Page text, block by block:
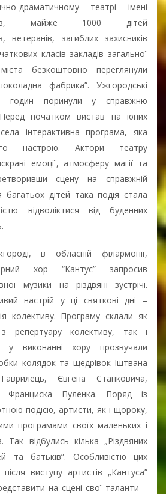
драматичному театрі імені
майже 1000 дітей
ветеранів, загиблих захисників
класів закладів загальної
безкоштовно переглянули
фабрика”. Ужгородські
годин поринули у справжню
Перед початком вистав на юних
інтерактивна програма, яка
настрою. Актори театру
емоції, атмосферу магії та
сцену на справжній
багатьох дітей така подія стала
відволіктися від буденних
в обласній філармонії,
хор “Кантус” запросив
музики на різдвяні зустрічі.
настрій у ці святкові дні –
колективу. Програму склали як
з репертуару колективу, так і
у виконанні хору прозвучали
колядок та щедрівок Іштвана
Євгена Станковича,
Франциска Пуленка. Поряд із
подією, артисти, як і щороку,
програмами своїх маленьких і
Так відбулись кілька „Різдвяних
та батьків”. Особливістю цих
виступу артистів „Кантуса”
на сцені свої таланти –